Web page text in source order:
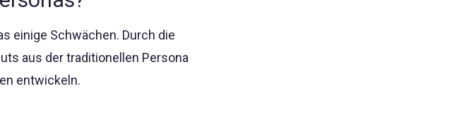
einige Schwächen. Durch die
aus der traditionellen Persona
entwickeln.